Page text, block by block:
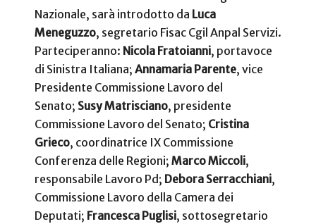
Nazionale, sarà introdotto da Luca
Meneguzzo, segretario Fisac Cgil Anpal Servizi.
Parteciperanno: Nicola Fratoianni, portavoce
di Sinistra Italiana; Annamaria Parente, vice
Presidente Commissione Lavoro del
Senato; Susy Matrisciano, presidente
Commissione Lavoro del Senato; Cristina
Grieco, coordinatrice IX Commissione
Conferenza delle Regioni; Marco Miccoli,
responsabile Lavoro Pd; Debora Serracchiani,
Commissione Lavoro della Camera dei
Deputati; Francesca Puglisi, sottosegretario